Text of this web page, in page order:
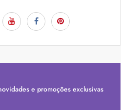
e promoções exclusivas